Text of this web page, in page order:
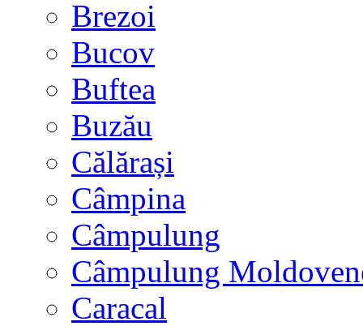
Brezoi
Bucov
Buftea
Buzău
Călărași
Câmpina
Câmpulung
Câmpulung
Caracal